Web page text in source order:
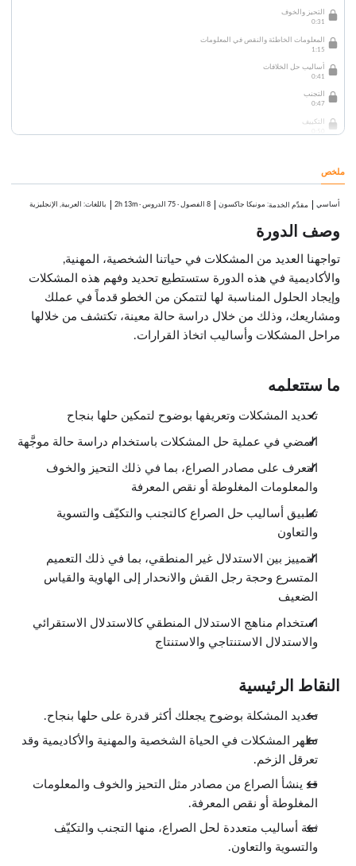
التحيز والخوف
0:31
المعلومات الخاطئة والنقص في المعلومات
1:15
أساليب حل الخلافات
0:41
التجنب
0:47
التكييف
التعاون
0:46
الاستعداء
السيطرة
الفصل والإقصاء
0:29
الخلاف على القرار
1:19
حل الخلافات
2:41
الملخّص
نظرة عامة
التفكير اللامنطقي
التعميم المتسرع
الهجوم المسبق
1:23
1:16
المقارنة الضعيفة
1:40
مناشدة السلطة
نداء الرحمة والشفقة
1:25
1:33
الاستنتاج الاستقرائي
0:47
الاستدلال
الملخّص
خصائص المشكلة
0:31
خصائص المشكلة
فهم المشكلة
حالة دراسية: التفهم
ملخص
أساسي مقدِّم الخدمة: مونيكا جاكسون 8 الفصول · 75 الدروس ·
2h 13m باللغات: العربية, الإنجليزية
وصف الدورة
تواجهنا العديد من المشكلات في حياتنا الشخصية، المهنية,
والأكاديمية في هذه الدورة ستستطيع تحديد وفهم هذه المشكلات
وإيجاد الحلول المناسبة لها لتتمكن من الخطو قدماً في عملك
ومشاريعك، وذلك من خلال دراسة حالة معينة، تكتشف من خلالها
مراحل المشكلات وأساليب اتخاذ القرارات.
ما ستتعلمه
تحديد المشكلات وتعريفها بوضوح لتمكين حلها بنجاح
المضي في عملية حل المشكلات باستخدام دراسة حالة موجَّهة
التعرف على مصادر الصراع، بما في ذلك التحيز والخوف
والمعلومات المغلوطة أو نقص المعرفة
تطبيق أساليب حل الصراع كالتجنب والتكيّف والتسوية
والتعاون
التمييز بين الاستدلال غير المنطقي، بما في ذلك التعميم
المتسرع وحجة رجل القش والانحدار إلى الهاوية والقياس
الضعيف
استخدام مناهج الاستدلال المنطقي كالاستدلال الاستقرائي
والاستدلال الاستنتاجي والاستنتاج
النقاط الرئيسية
تحديد المشكلة بوضوح يجعلك أكثر قدرة على حلها بنجاح.
تظهر المشكلات في الحياة الشخصية والمهنية والأكاديمية وقد
تعرقل الزخم.
قد ينشأ الصراع من مصادر مثل التحيز والخوف والمعلومات
المغلوطة أو نقص المعرفة.
ثمة أساليب متعددة لحل الصراع، منها التجنب والتكيّف
والتسوية والتعاون.